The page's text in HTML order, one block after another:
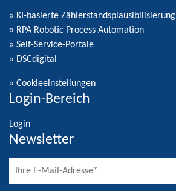
» KI-basierte Zählerstandsplausibilisierung
» RPA Robotic Process Automation
» Self-Service-Portale
» DSCdigital
» Cookieeinstellungen
Login-Bereich
Login
Newsletter